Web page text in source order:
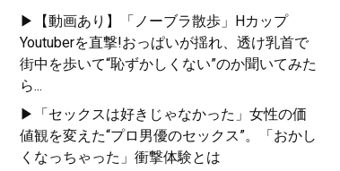
▶【動画あり】「ノーブラ散歩」Hカップ
Youtuberを直撃!おっぱいが揺れ、透け乳首で
街中を歩いて“恥ずかしくない”のか聞いてみた
ら...
▶「セックスは好きじゃなかった」女性の価
値観を変えた“プロ男優のセックス”。「おかし
くなっちゃった」衝撃体験とは